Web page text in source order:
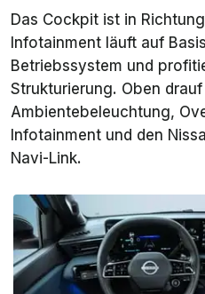
Das Cockpit ist in
Infotainment läuft auf
Betriebssystem und
Strukturierung. Oben
Ambientebeleuchtung,
Infotainment und den
Navi-Link.